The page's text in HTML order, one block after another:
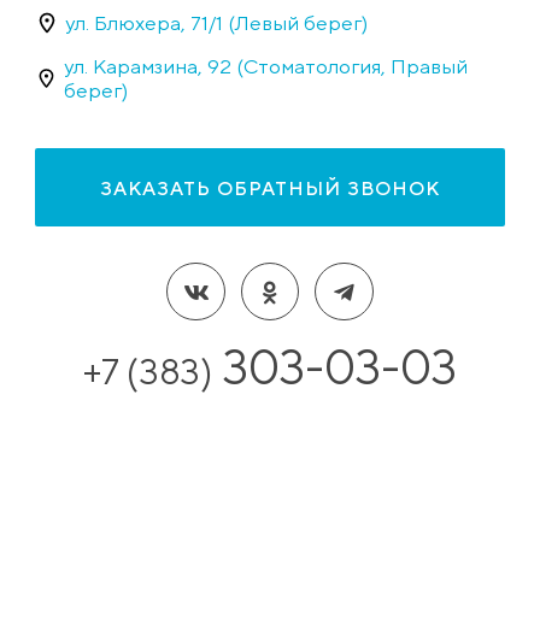
ул. Блюхера, 71/1 (Левый берег)
ул. Карамзина, 92 (Стоматология, Правый
берег)
ЗАКАЗАТЬ ОБРАТНЫЙ ЗВОНОК
+7 (383) 303-03-03